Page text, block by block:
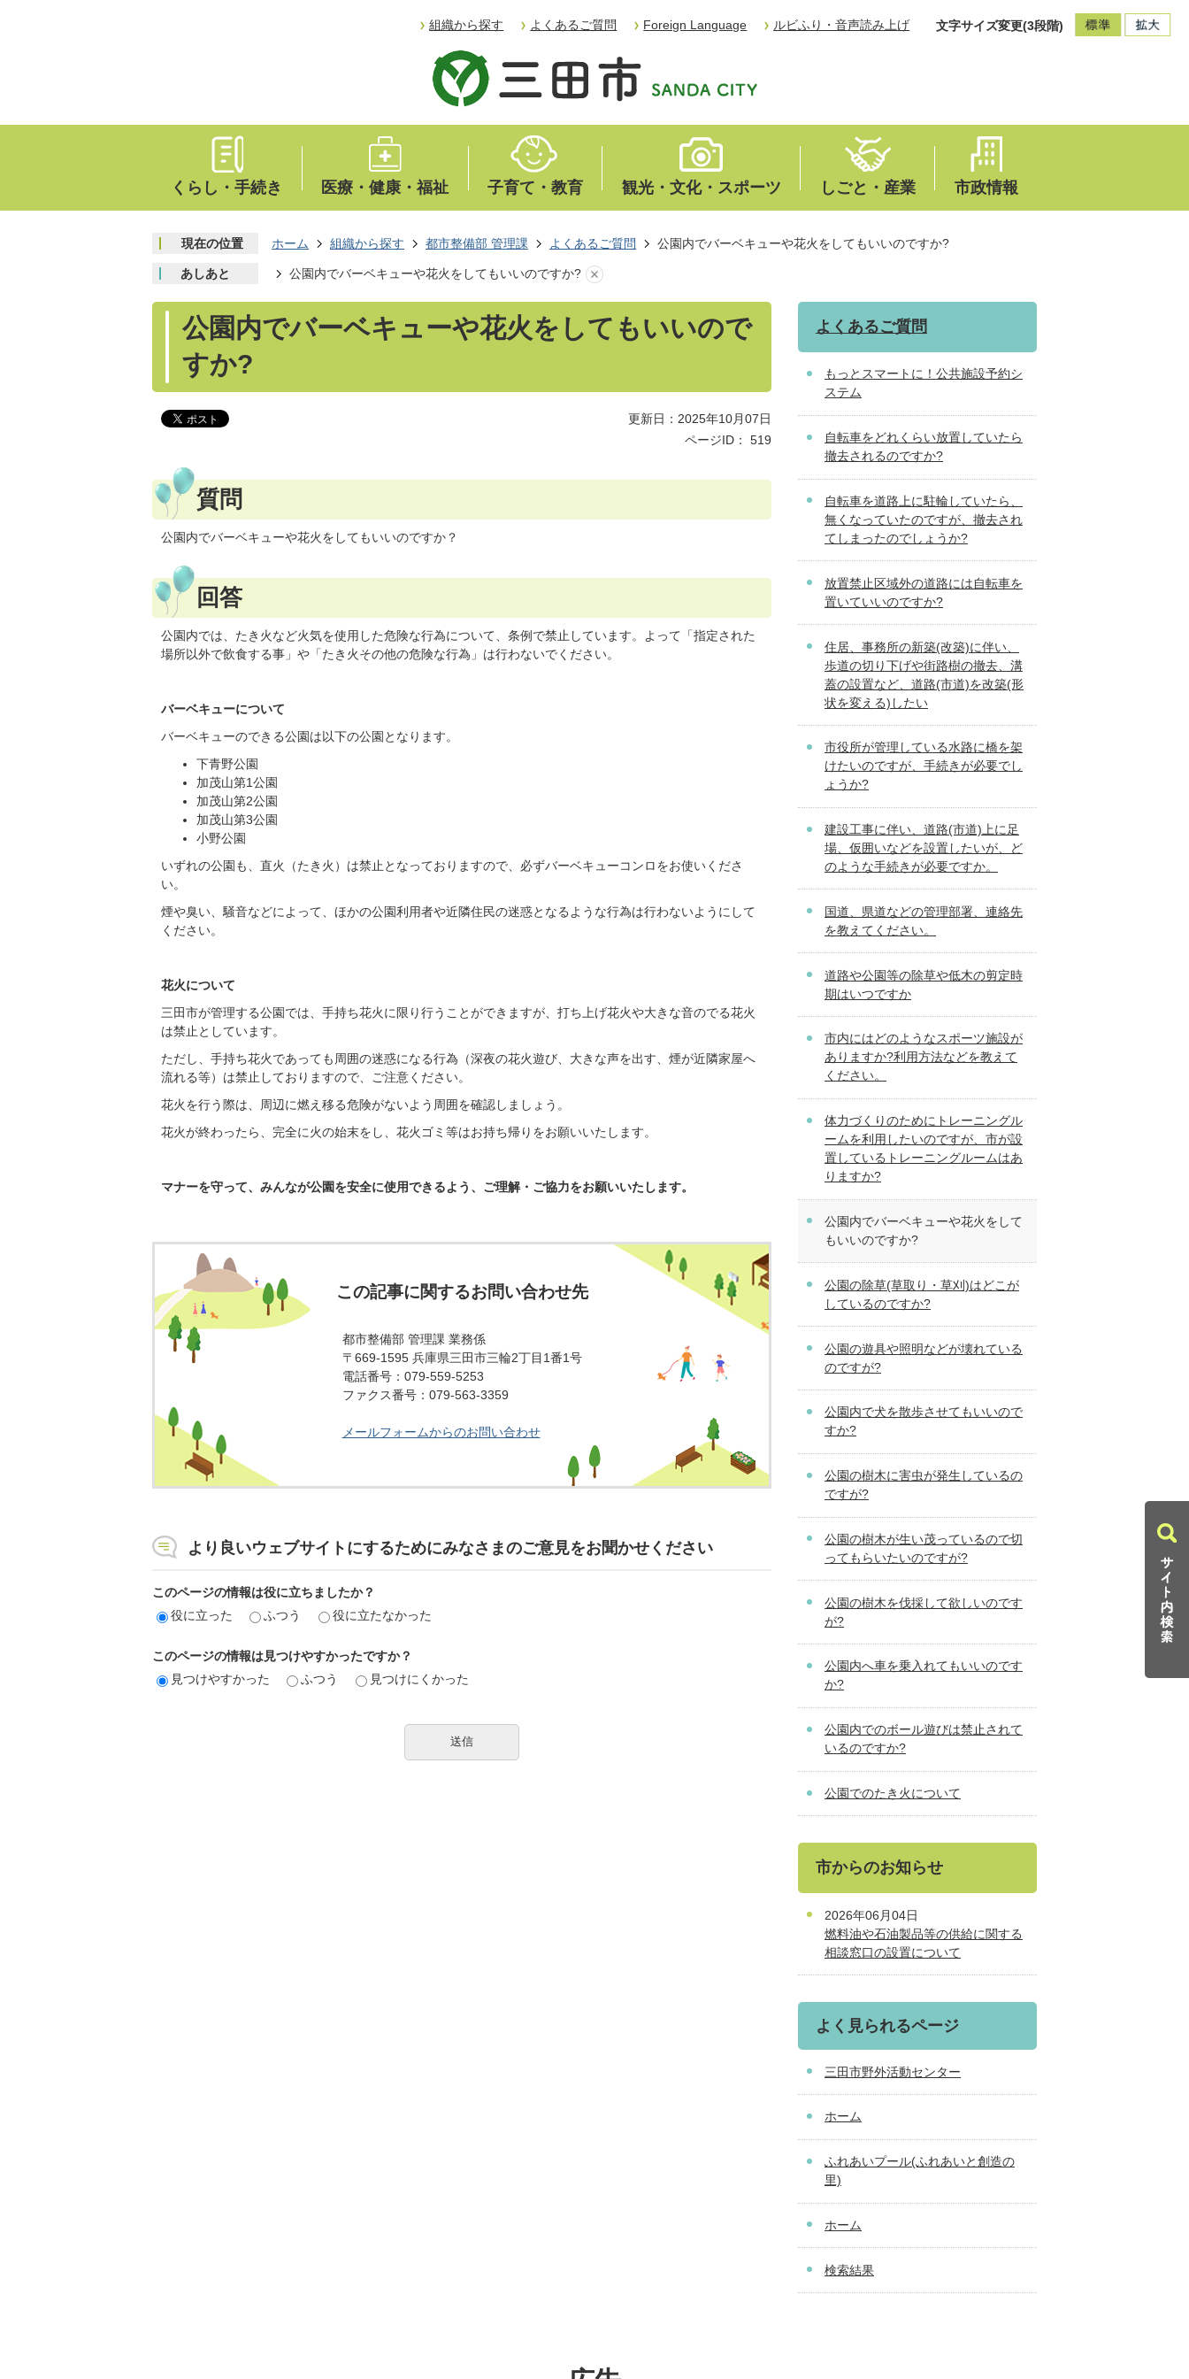
組織から探す よくあるご質問 Foreign Language ルビふり・音声読み上げ 文字サイズ変更(3段階)
くらし・手続き 医療・健康・福祉 子育て・教育 観光・文化・スポーツ しごと・産業 市政情報
現在の位置 ホーム 組織から探す 都市整備部 管理課 よくあるご質問 公園内でバーベキューや花火をしてもいいのですか?
あしあと 公園内でバーベキューや花火をしてもいいのですか?
公園内でバーベキューや花火をしてもいいので
すか?
更新日：2025年10月07日
ページID：
519
質問
公園内でバーベキューや花火をしてもいいのですか？
回答
公園内では、たき火など火気を使用した危険な行為について、条例で禁止しています。よって「指定された
場所以外で飲食する事」や「たき火その他の危険な行為」は行わないでください。
バーベキューについて
バーベキューのできる公園は以下の公園となります。
下青野公園
加茂山第1公園
加茂山第2公園
加茂山第3公園
小野公園
いずれの公園も、直火（たき火）は禁止となっておりますので、必ずバーベキューコンロをお使いくださ
い。
煙や臭い、騒音などによって、ほかの公園利用者や近隣住民の迷惑となるような行為は行わないようにして
ください。
花火について
三田市が管理する公園では、手持ち花火に限り行うことができますが、打ち上げ花火や大きな音のでる花火
は禁止としています。
ただし、手持ち花火であっても周囲の迷惑になる行為（深夜の花火遊び、大きな声を出す、煙が近隣家屋へ
流れる等）は禁止しておりますので、ご注意ください。
花火を行う際は、周辺に燃え移る危険がないよう周囲を確認しましょう。
花火が終わったら、完全に火の始末をし、花火ゴミ等はお持ち帰りをお願いいたします。
マナーを守って、みんなが公園を安全に使用できるよう、ご理解・ご協力をお願いいたします。
この記事に関するお問い合わせ先
都市整備部 管理課 業務係
〒669-1595 兵庫県三田市三輪2丁目1番1号
電話番号：079-559-5253
ファクス番号：079-563-3359
メールフォームからのお問い合わせ
より良いウェブサイトにするためにみなさまのご意見をお聞かせください
このページの情報は役に立ちましたか？
役に立った
ふつう 役に立たなかった
このページの情報は見つけやすかったですか？
見つけやすかった
ふつう 見つけにくかった
よくあるご質問
もっとスマートに！公共施設予約シ
ステム
自転車をどれくらい放置していたら
撤去されるのですか?
自転車を道路上に駐輪していたら、
無くなっていたのですが、撤去され
てしまったのでしょうか?
放置禁止区域外の道路には自転車を
置いていいのですか?
住居、事務所の新築(改築)に伴い、
歩道の切り下げや街路樹の撤去、溝
蓋の設置など、道路(市道)を改築(形
状を変える)したい
市役所が管理している水路に橋を架
けたいのですが、手続きが必要でし
ょうか?
建設工事に伴い、道路(市道)上に足
場、仮囲いなどを設置したいが、ど
のような手続きが必要ですか。
国道、県道などの管理部署、連絡先
を教えてください。
道路や公園等の除草や低木の剪定時
期はいつですか
市内にはどのようなスポーツ施設が
ありますか?利用方法などを教えて
ください。
体力づくりのためにトレーニングル
ームを利用したいのですが、市が設
置しているトレーニングルームはあ
りますか?
公園内でバーベキューや花火をして
もいいのですか?
公園の除草(草取り・草刈)はどこが
しているのですか?
公園の遊具や照明などが壊れている
のですが?
公園内で犬を散歩させてもいいので
すか?
公園の樹木に害虫が発生しているの
ですが?
公園の樹木が生い茂っているので切
ってもらいたいのですが?
公園の樹木を伐採して欲しいのです
が?
公園内へ車を乗入れてもいいのです
か?
公園内でのボール遊びは禁止されて
いるのですか?
公園でのたき火について
市からのお知らせ
2026年06月04日
燃料油や石油製品等の供給に関する
相談窓口の設置について
よく見られるページ
三田市野外活動センター
ホーム
ふれあいプール(ふれあいと創造の
里)
ホーム
検索結果